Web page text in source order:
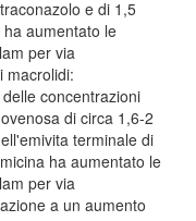
e di 1,5
aumentato le
per via
macrolidi:
concentrazioni
di circa 1,6-2
terminale di
ha aumentato le
per via
a un aumento